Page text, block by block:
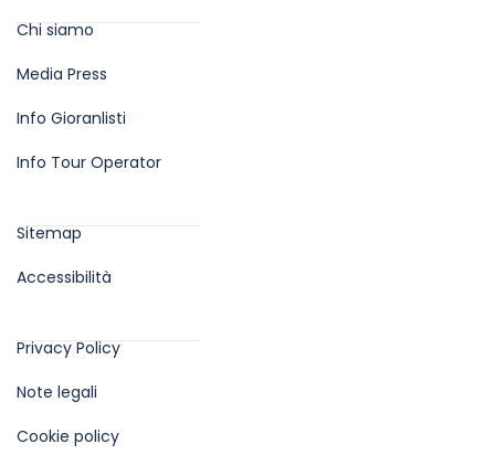
Chi siamo
Media Press
Info Gioranlisti
Info Tour Operator
Sitemap
Accessibilità
Privacy Policy
Note legali
Cookie policy